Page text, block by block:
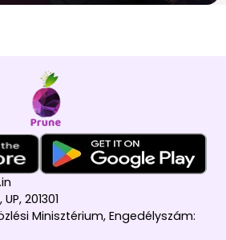
201301
Minisztérium, Engedélyszám: